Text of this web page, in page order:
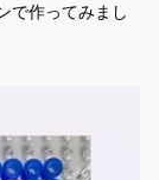
で作ってみまし